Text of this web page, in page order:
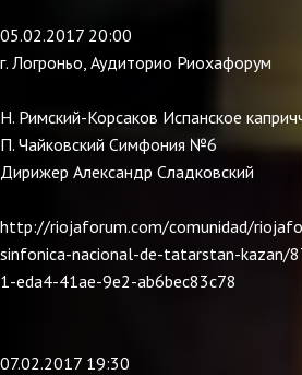
05.02.2017 20:00
г. Логроньо, Аудиторио Риохафорум
Н. Римский-Корсаков Испанское
П. Чайковский Симфония №6
Дирижер Александр Сладковский
http://riojaforum.com/comunidad/
sinfonica-nacional-de-tatarstan-kazan/
1-eda4-41ae-9e2-ab6bec83c78
07.02.2017 19:30